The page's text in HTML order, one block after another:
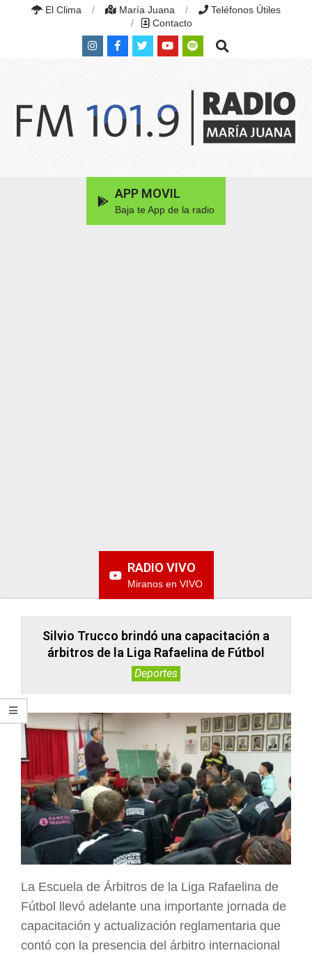
El Clima María Juana
Teléfonos Útiles
Contacto
Search
APP MOVIL
Baja te App de la radio
RADIO VIVO
Miranos en VIVO
Silvio Trucco brindó una capacitación a
árbitros de la Liga Rafaelina de Fútbol
Deportes
La Escuela de Árbitros de la Liga Rafaelina de
Fútbol llevó adelante una importante jornada de
capacitación y actualización reglamentaria que
contó con la presencia del árbitro internacional